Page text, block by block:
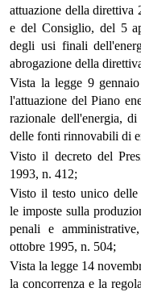
attuazione della direttiva
e del Consiglio, del 5
degli usi finali
abrogazione della
Vista la legge 9
l'attuazione del Piano
razionale dell'energia,
delle fonti rinnovabili di
Visto il decreto del
1993, n. 412;
Visto il testo unico delle
le imposte sulla
penali e
ottobre 1995, n. 504;
Vista la legge 14
la concorrenza e la